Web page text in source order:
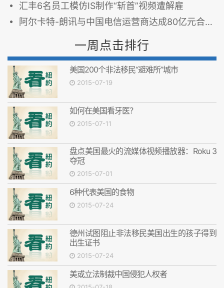
汇丰6名员工模仿IS制作“斩首”视频遭解雇
阿尔卡特-朗讯与中国电信运营商达成80亿元合作协议
一周点击排行
美国200个非法移民“避难所”城市
2015-07-19
如何在美国看牙医？
2015-07-11
盘点美国最火的流媒体视频播放器：Roku 3
夺冠
2015-07-01
6种代表美国的食物
2015-07-24
德州试图阻止非法移民美国出生的孩子得到
出生证书
2015-07-24
美或立法制裁中国侵犯人权者